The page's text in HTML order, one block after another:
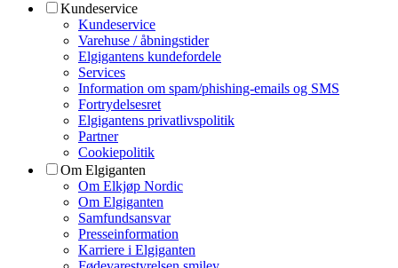
Kundeservice
Kundeservice
Varehuse / åbningstider
Elgigantens kundefordele
Services
Information om spam/phishing-emails og SMS
Fortrydelsesret
Elgigantens privatlivspolitik
Partner
Cookiepolitik
Om Elgiganten
Om Elkjøp Nordic
Om Elgiganten
Samfundsansvar
Presseinformation
Karriere i Elgiganten